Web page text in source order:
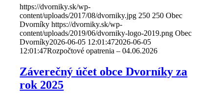
https://dvorniky.sk/wp-
content/uploads/2017/08/dvorniky.jpg 250 250 Obec
Dvorníky https://dvorniky.sk/wp-
content/uploads/2019/06/dvorniky-logo-2019.png Obec
Dvorníky2026-06-05 12:01:472026-06-05
12:01:47Rozpočtové opatrenia – 04.06.2026
Záverečný účet obce Dvorníky za
rok 2025